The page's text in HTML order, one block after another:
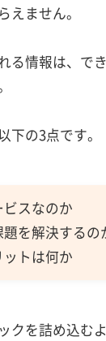
えません。
る情報は、で
下の3点です。
ビスなのか
題を解決するの
ットは何か
クを詰め込む